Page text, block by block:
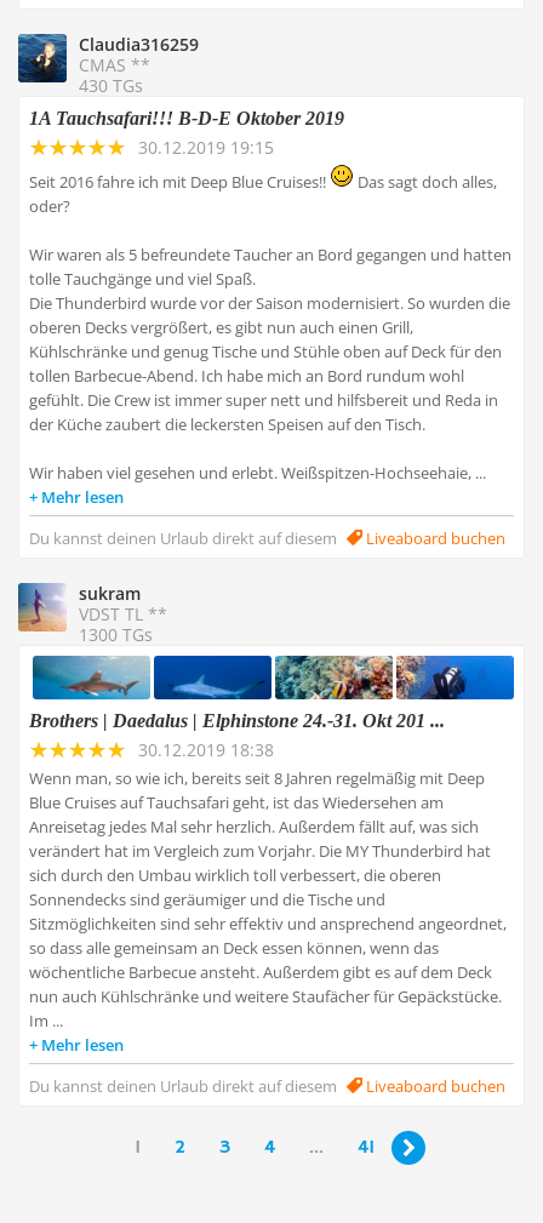
Claudia316259
CMAS **
430 TGs
1A Tauchsafari!!! B-D-E Oktober 2019
30.12.2019 19:15
Seit 2016 fahre ich mit Deep Blue Cruises!!
Das sagt doch alles,
oder?
Wir waren als 5 befreundete Taucher an Bord gegangen und hatten
tolle Tauchgänge und viel Spaß.
Die Thunderbird wurde vor der Saison modernisiert. So wurden die
oberen Decks vergrößert, es gibt nun auch einen Grill,
Kühlschränke und genug Tische und Stühle oben auf Deck für den
tollen Barbecue-Abend. Ich habe mich an Bord rundum wohl
gefühlt. Die Crew ist immer super nett und hilfsbereit und Reda in
der Küche zaubert die leckersten Speisen auf den Tisch.
Wir haben viel gesehen und erlebt. Weißspitzen-Hochseehaie, ...
Mehr lesen
Du kannst deinen Urlaub direkt auf diesem
Liveaboard buchen
sukram
VDST TL **
1300 TGs
Brothers | Daedalus | Elphinstone 24.-31. Okt 201 ...
30.12.2019 18:38
Wenn man, so wie ich, bereits seit 8 Jahren regelmäßig mit Deep
Blue Cruises auf Tauchsafari geht, ist das Wiedersehen am
Anreisetag jedes Mal sehr herzlich. Außerdem fällt auf, was sich
verändert hat im Vergleich zum Vorjahr. Die MY Thunderbird hat
sich durch den Umbau wirklich toll verbessert, die oberen
Sonnendecks sind geräumiger und die Tische und
Sitzmöglichkeiten sind sehr effektiv und ansprechend angeordnet,
so dass alle gemeinsam an Deck essen können, wenn das
wöchentliche Barbecue ansteht. Außerdem gibt es auf dem Deck
nun auch Kühlschränke und weitere Staufächer für Gepäckstücke.
Im ...
Mehr lesen
Du kannst deinen Urlaub direkt auf diesem
Liveaboard buchen
1 2 3 4 ... 41 